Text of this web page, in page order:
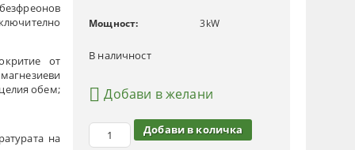
от
обем;
на
Мощност: 3kW
В наличност
Добави в желани